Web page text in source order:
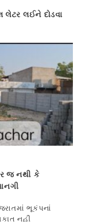
લેટર લઈને દોડવા
જ નથી કે